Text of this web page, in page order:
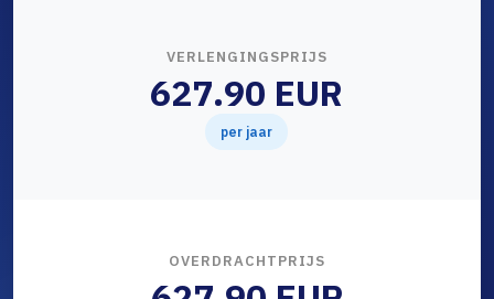
VERLENGINGSPRIJS
627.90 EUR
per jaar
OVERDRACHTPRIJS